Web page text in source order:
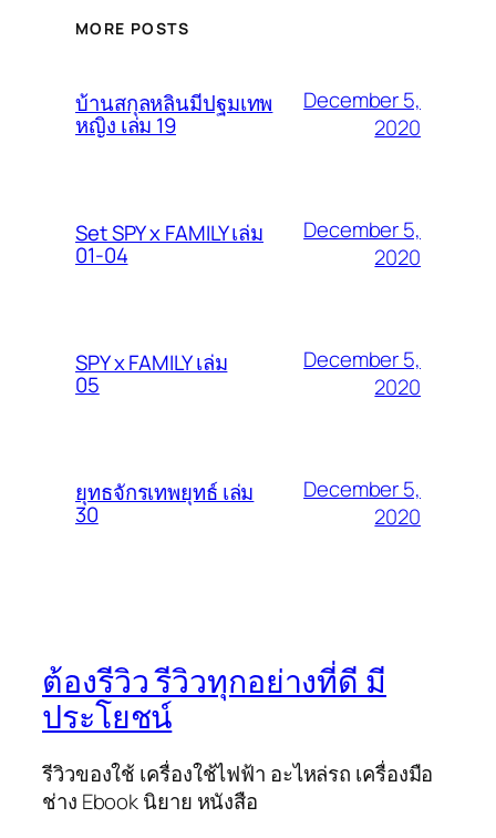
MORE POSTS
บ้านสกุลหลินมีปฐมเทพ
หญิง เล่ม 19
December 5,
2020
Set SPY x FAMILY เล่ม
01-04
December 5,
2020
SPY x FAMILY เล่ม
05
December 5,
2020
ยุทธจักรเทพยุทธ์ เล่ม
30
December 5,
2020
ต้องรีวิว รีวิวทุกอย่างที่ดี มี
ประโยชน์
รีวิวของใช้ เครื่องใช้ไฟฟ้า อะไหล่รถ เครื่องมือ
ช่าง Ebook นิยาย หนังสือ